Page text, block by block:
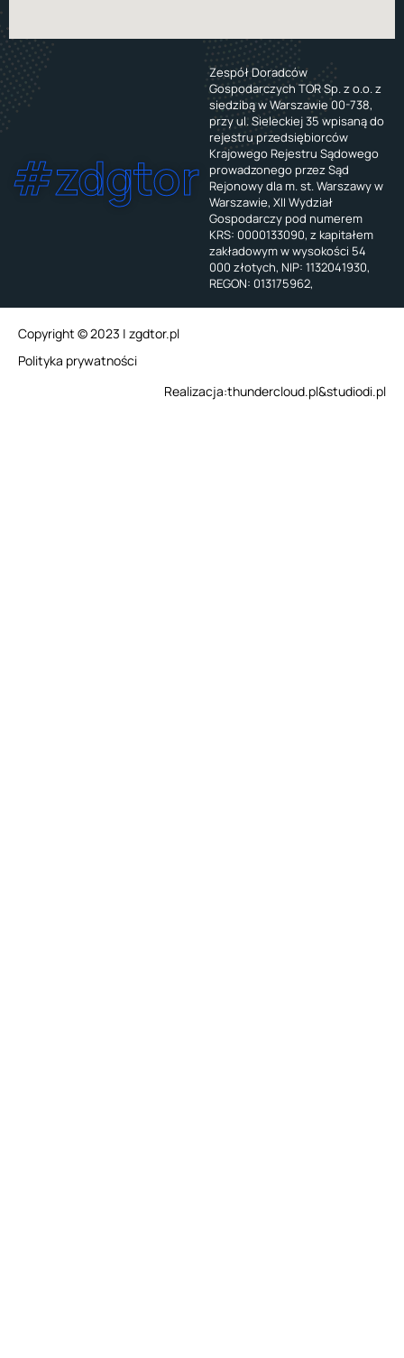
#zdgtor
Zespół Doradców
Gospodarczych TOR Sp. z o.o. z
siedzibą w Warszawie 00-738,
przy ul. Sieleckiej 35 wpisaną do
rejestru przedsiębiorców
Krajowego Rejestru Sądowego
prowadzonego przez Sąd
Rejonowy dla m. st. Warszawy w
Warszawie, XII Wydział
Gospodarczy pod numerem
KRS: 0000133090, z kapitałem
zakładowym w wysokości 54
000 złotych, NIP: 1132041930,
REGON: 013175962,
Copyright © 2023 | zgdtor.pl
Polityka prywatności
studiodi.pl
&
thundercloud.pl
Realizacja: